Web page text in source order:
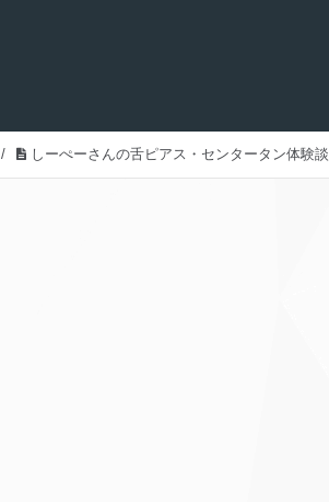
/ しーぺーさんの舌ピアス・センタータン体験談